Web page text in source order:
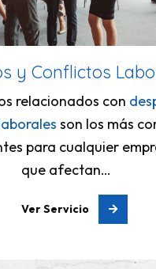
el objetivo de obtener…